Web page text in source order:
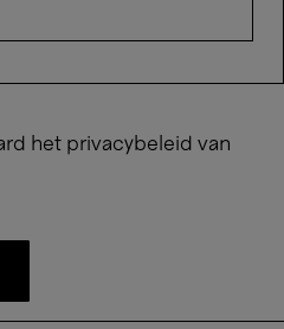
het privacybeleid van